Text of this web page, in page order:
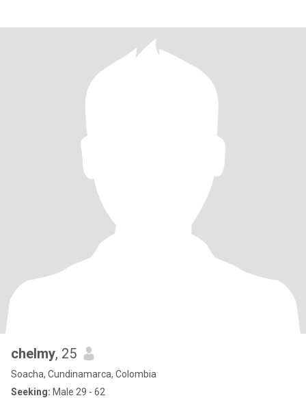
chelmy, 25
Soacha, Cundinamarca, Colombia
Seeking: Male 29 - 62